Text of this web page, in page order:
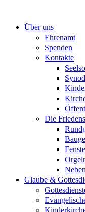
springenÜber uns
Ehrenamt
Spenden
Kontakte
Die
Glaube &